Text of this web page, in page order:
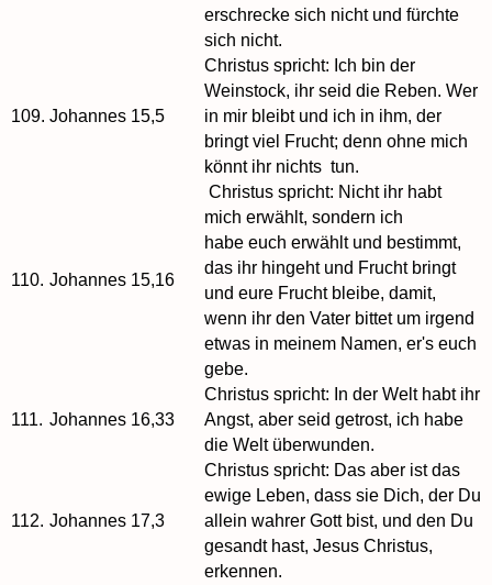
erschrecke sich nicht und fürchte
sich nicht.
109. Johannes 15,5
Christus spricht: Ich bin der
Weinstock, ihr seid die Reben. Wer
in mir bleibt und ich in ihm, der
bringt viel Frucht; denn ohne mich
könnt ihr nichts tun.
110. Johannes 15,16
Christus spricht: Nicht ihr habt
mich erwählt, sondern ich
habe euch erwählt und bestimmt,
das ihr hingeht und Frucht bringt
und eure Frucht bleibe, damit,
wenn ihr den Vater bittet um irgend
etwas in meinem Namen, er's euch
gebe.
111. Johannes 16,33
Christus spricht: In der Welt habt ihr
Angst, aber seid getrost, ich habe
die Welt überwunden.
112. Johannes 17,3
Christus spricht: Das aber ist das
ewige Leben, dass sie Dich, der Du
allein wahrer Gott bist, und den Du
gesandt hast, Jesus Christus,
erkennen.